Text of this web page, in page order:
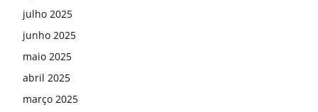
julho 2025
junho 2025
maio 2025
abril 2025
março 2025